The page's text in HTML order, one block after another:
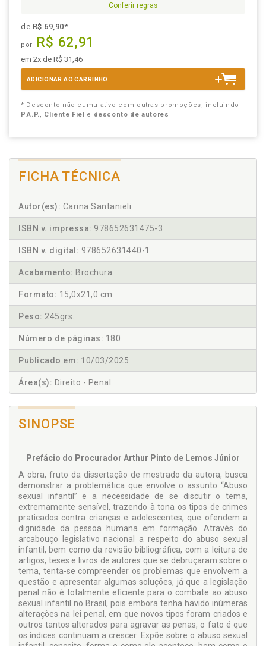
Conferir regras
deR$ 69,90*
por R$ 62,91
em 2x de R$ 31,46
ADICIONAR AO CARRINHO
* Desconto não cumulativo com outras promoções, incluindo
P.A.P., Cliente Fiel e desconto de autores
FICHA TÉCNICA
Autor(es): Carina Santanieli
ISBN v. impressa: 978652631475-3
ISBN v. digital: 978652631440-1
Acabamento: Brochura
Formato: 15,0x21,0 cm
Peso: 245grs.
Número de páginas: 180
Publicado em: 10/03/2025
Área(s): Direito - Penal
SINOPSE
Prefácio do Procurador Arthur Pinto de Lemos Júnior
A obra, fruto da dissertação de mestrado da autora, busca
demonstrar a problemática que envolve o assunto “Abuso
sexual infantil” e a necessidade de se discutir o tema,
extremamente sensível, trazendo à tona os tipos de crimes
praticados contra crianças e adolescentes, que ofendem a
dignidade da pessoa humana em formação. Através do
arcabouço legislativo nacional a respeito do abuso sexual
infantil, bem como da revisão bibliográfica, com a leitura de
artigos, teses e livros de autores que se debruçaram sobre o
tema, tenta-se compreender os problemas que envolvem a
questão e apresentar algumas soluções, já que a legislação
penal não é totalmente eficiente para o combate ao abuso
sexual infantil no Brasil, pois embora tenha havido inúmeras
alterações na lei penal, em que novos tipos foram criados e
outros tantos alterados para agravar as penas, o fato é que
os índices continuam a crescer. Expõe sobre o abuso sexual